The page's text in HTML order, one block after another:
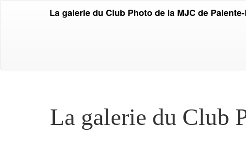
La galerie du Club Photo de la MJC de
La galerie du Club